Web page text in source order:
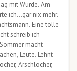
mit Würde. Am
ich…gar nix mehr.
Eine tolle
schreib ich
macht
Leute. Lehnt
Arschlöcher,